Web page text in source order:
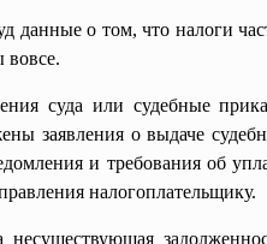
данные о том, что налоги
вовсе.
суда или судебные
заявления о выдаче
и требования об
налогоплательщику.